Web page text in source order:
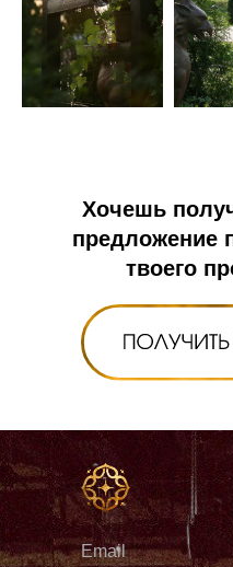
Хочешь
предложение
твоего
Email